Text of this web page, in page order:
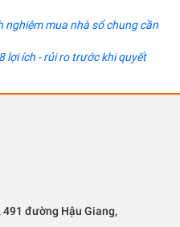
nghiệm mua nhà sổ chung cần
lợi ích - rủi ro trước khi quyết
491 đường Hậu Giang,